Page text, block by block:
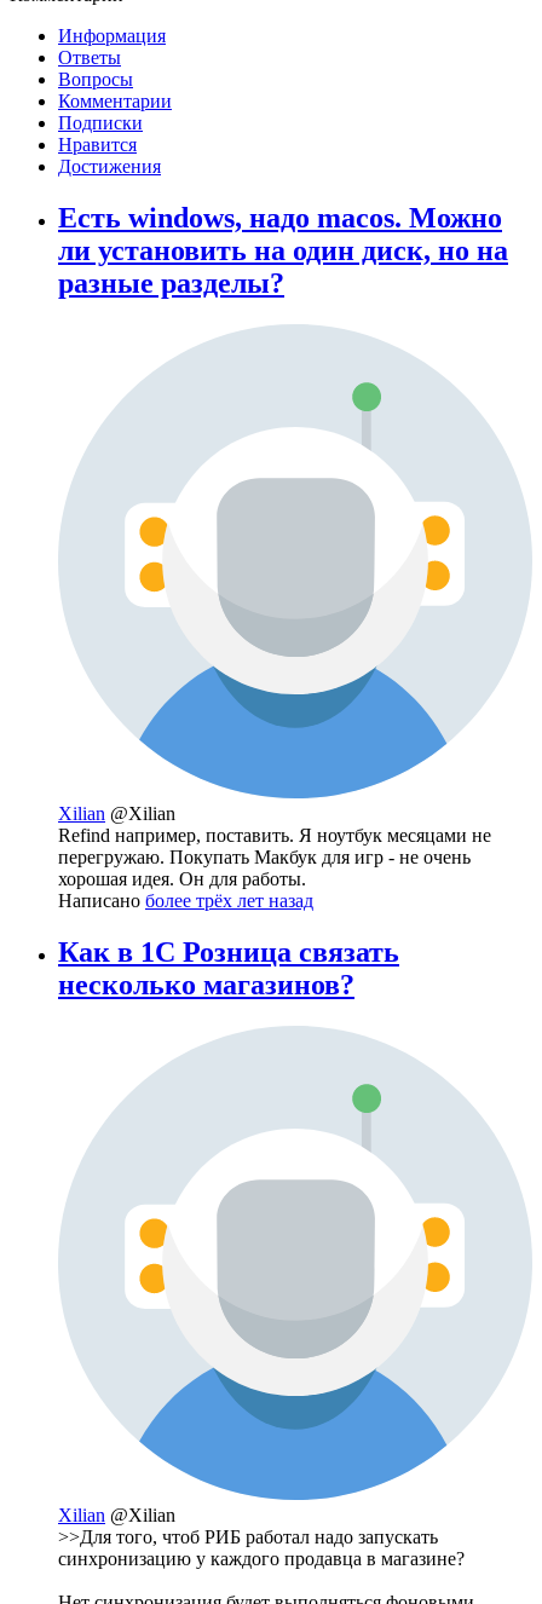
Информация
Ответы
Вопросы
Комментарии
Подписки
Нравится
Достижения
Есть windows, надо macos. Можно
ли установить на один диск, но на
разные разделы?
Xilian @Xilian
Refind например, поставить. Я ноутбук месяцами не
перегружаю. Покупать Макбук для игр - не очень
хорошая идея. Он для работы.
Написано более трёх лет назад
Как в 1С Розница связать
несколько магазинов?
Xilian @Xilian
>>Для того, чтоб РИБ работал надо запускать
синхронизацию у каждого продавца в магазине?